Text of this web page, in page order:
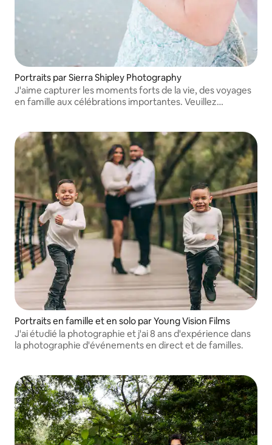
Portraits par Sierra Shipley Photography
J'aime capturer les moments forts de la vie, des voyages
en famille aux célébrations importantes. Veuillez
deux ! Merci !
Portraits en famille et en solo par Young Vision Films
J'ai étudié la photographie et j'ai 8 ans d'expérience dans
la photographie d'événements en direct et de familles.